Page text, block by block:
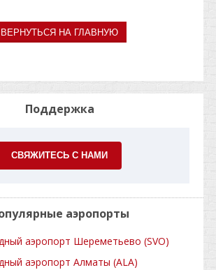
Поддержка
СВЯЖИТЕСЬ С НАМИ
аэропорты
аэропорт Шереметьево (SVO)
аэропорт Алматы (ALA)